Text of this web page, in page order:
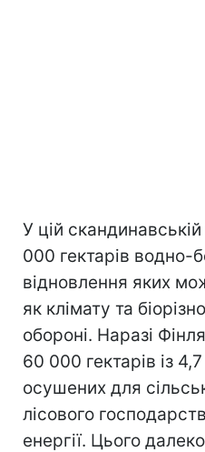
У цій
000 гектарів водно-
відновлення яких
як клімату та
обороні. Наразі
60 000 гектарів із
осушених для
лісового
енергії. Цього